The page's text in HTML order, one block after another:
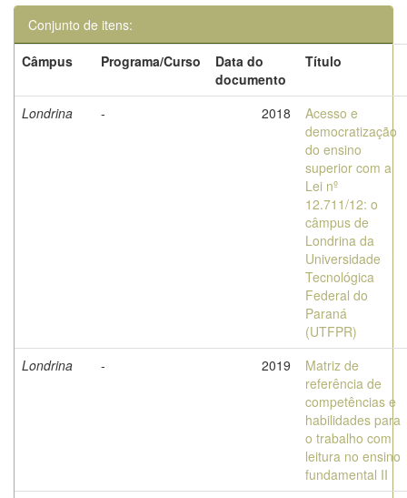
Conjunto de itens:
Câmpus
Programa/Curso
Data do
documento
Título
Londrina - 2018
Acesso e
democratização
do ensino
superior com a
Lei nº
12.711/12: o
câmpus de
Londrina da
Universidade
Tecnológica
Federal do
Paraná
(UTFPR)
Londrina
- 2019
Matriz de
referência de
competências e
habilidades para
o trabalho com
leitura no ensino
fundamental II